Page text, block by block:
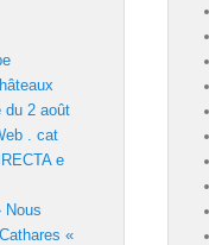
du 2 août
. cat
e
Nous
«